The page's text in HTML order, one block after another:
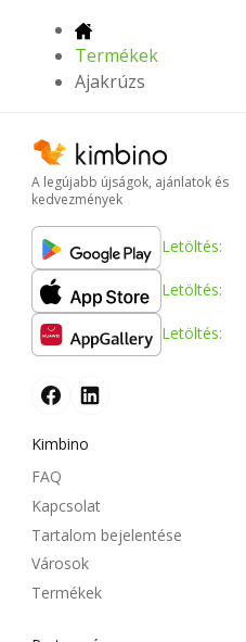
Termékek
Ajakrúzs
A legújabb újságok, ajánlatok és
kedvezmények
Letöltés:
Letöltés:
Letöltés:
Kimbino
FAQ
Kapcsolat
Tartalom bejelentése
Városok
Termékek